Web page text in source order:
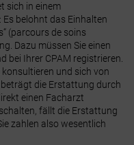
sich in einem
belohnt das Einhalten
(parcours de soins
. Dazu müssen Sie einen
bei Ihrer CPAM registrieren.
und sich von
die Erstattung durch
einen Facharzt
fällt die Erstattung
zahlen also wesentlich